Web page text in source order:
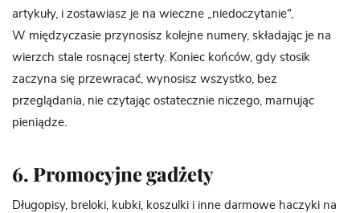
artykuły, i zostawiasz je na wieczne „niedoczytanie”,
W międzyczasie przynosisz kolejne numery, składając je na
wierzch stale rosnącej sterty. Koniec końców, gdy stosik
zaczyna się przewracać, wynosisz wszystko, bez
przeglądania, nie czytając ostatecznie niczego, marnując
pieniądze.
6. Promocyjne gadżety
Długopisy, breloki, kubki, koszulki i inne darmowe haczyki na